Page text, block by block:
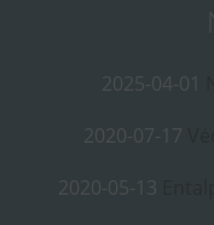
2025-04-01
2020-07-17
2020-05-13